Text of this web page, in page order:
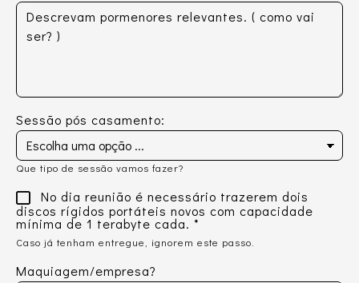
Sessão pós casamento:
Que tipo de sessão vamos fazer?
No dia reunião é necessário trazerem dois
discos rígidos portáteis novos com capacidade
mínima de 1 terabyte cada. *
Caso já tenham entregue, ignorem este passo.
Maquiagem/empresa?